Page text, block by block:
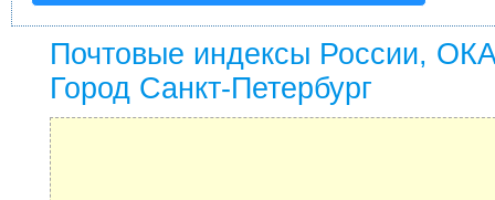
Почтовые индексы России,
Город Санкт-Петербург